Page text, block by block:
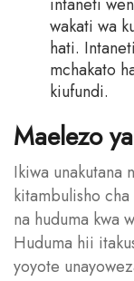
wakati wa
hati.
mchakato
kiufundi.
Maelezo
Ikiwa unakutana
kitambulisho
na huduma kwa
Huduma hii
yoyote